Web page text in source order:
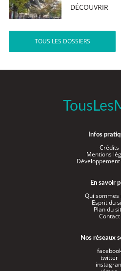
DÉCOUVRIR
TOUS LES DOSSIERS
Infos
Crédits
Mentions
En savoir
Qui sommes
Esprit du
Plan du
Contact
Nos réseaux
twitter